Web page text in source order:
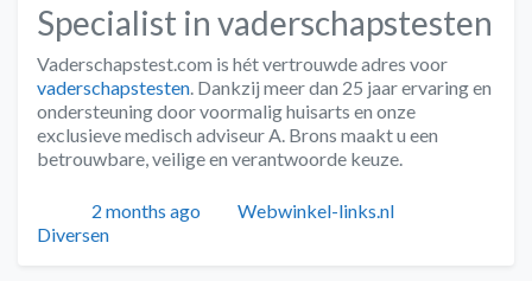
Specialist in vaderschapstesten
Vaderschapstest.com is hét vertrouwde adres voor
vaderschapstesten . Dankzij meer dan 25 jaar ervaring en
ondersteuning door voormalig huisarts en onze
exclusieve medisch adviseur A. Brons maakt u een
betrouwbare, veilige en verantwoorde keuze.
Geplaatst
2 months ago Auteur
Webwinkel-links.nl
Diversen